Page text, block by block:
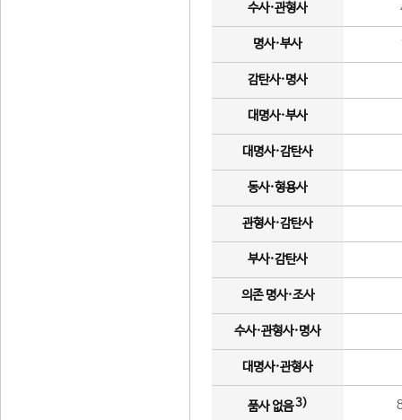
수사·관형사
명사·부사
감탄사·명사
대명사·부사
대명사·감탄사
동사·형용사
관형사·감탄사
부사·감탄사
의존 명사·조사
수사·관형사·명사
대명사·관형사
품사 없음3)